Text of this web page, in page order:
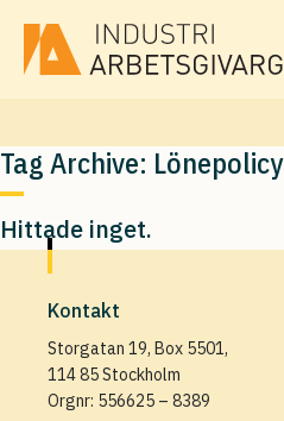
Tag Archive: Lönepolicy
Hittade inget.
Kontakt
Storgatan 19, Box 5501,
114 85 Stockholm
Orgnr: 556625 – 8389